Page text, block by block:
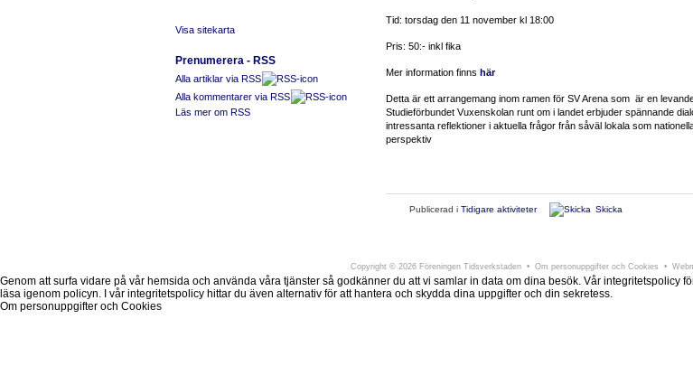
Visa sitekarta
Prenumerera - RSS
Alla artiklar via RSS
Alla kommentarer via RSS
Läs mer om RSS
Tid: torsdag den 11 november kl 18:00
Pris: 50:- inkl fika
Mer information finns här
Detta är ett arrangemang inom ramen för SV Arena som är en
Studieförbundet Vuxenskolan runt om i landet erbjuder spännande
intressanta reflektioner i aktuella frågor från såväl lokala som
perspektiv
Publicerad i Tidigare aktiviteter Skicka
Copyright © 2026 Föreningen Tidsverkstaden • Om personuppgifter och Cookies •
Genom att surfa vidare på vår hemsida och använda våra tjänster så godkänner du att vi samlar in data om dina besök. Vår
läsa igenom policyn. I vår integritetspolicy hittar du även alternativ för att hantera och skydda dina uppgifter och din sekretess.
Om personuppgifter och Cookies